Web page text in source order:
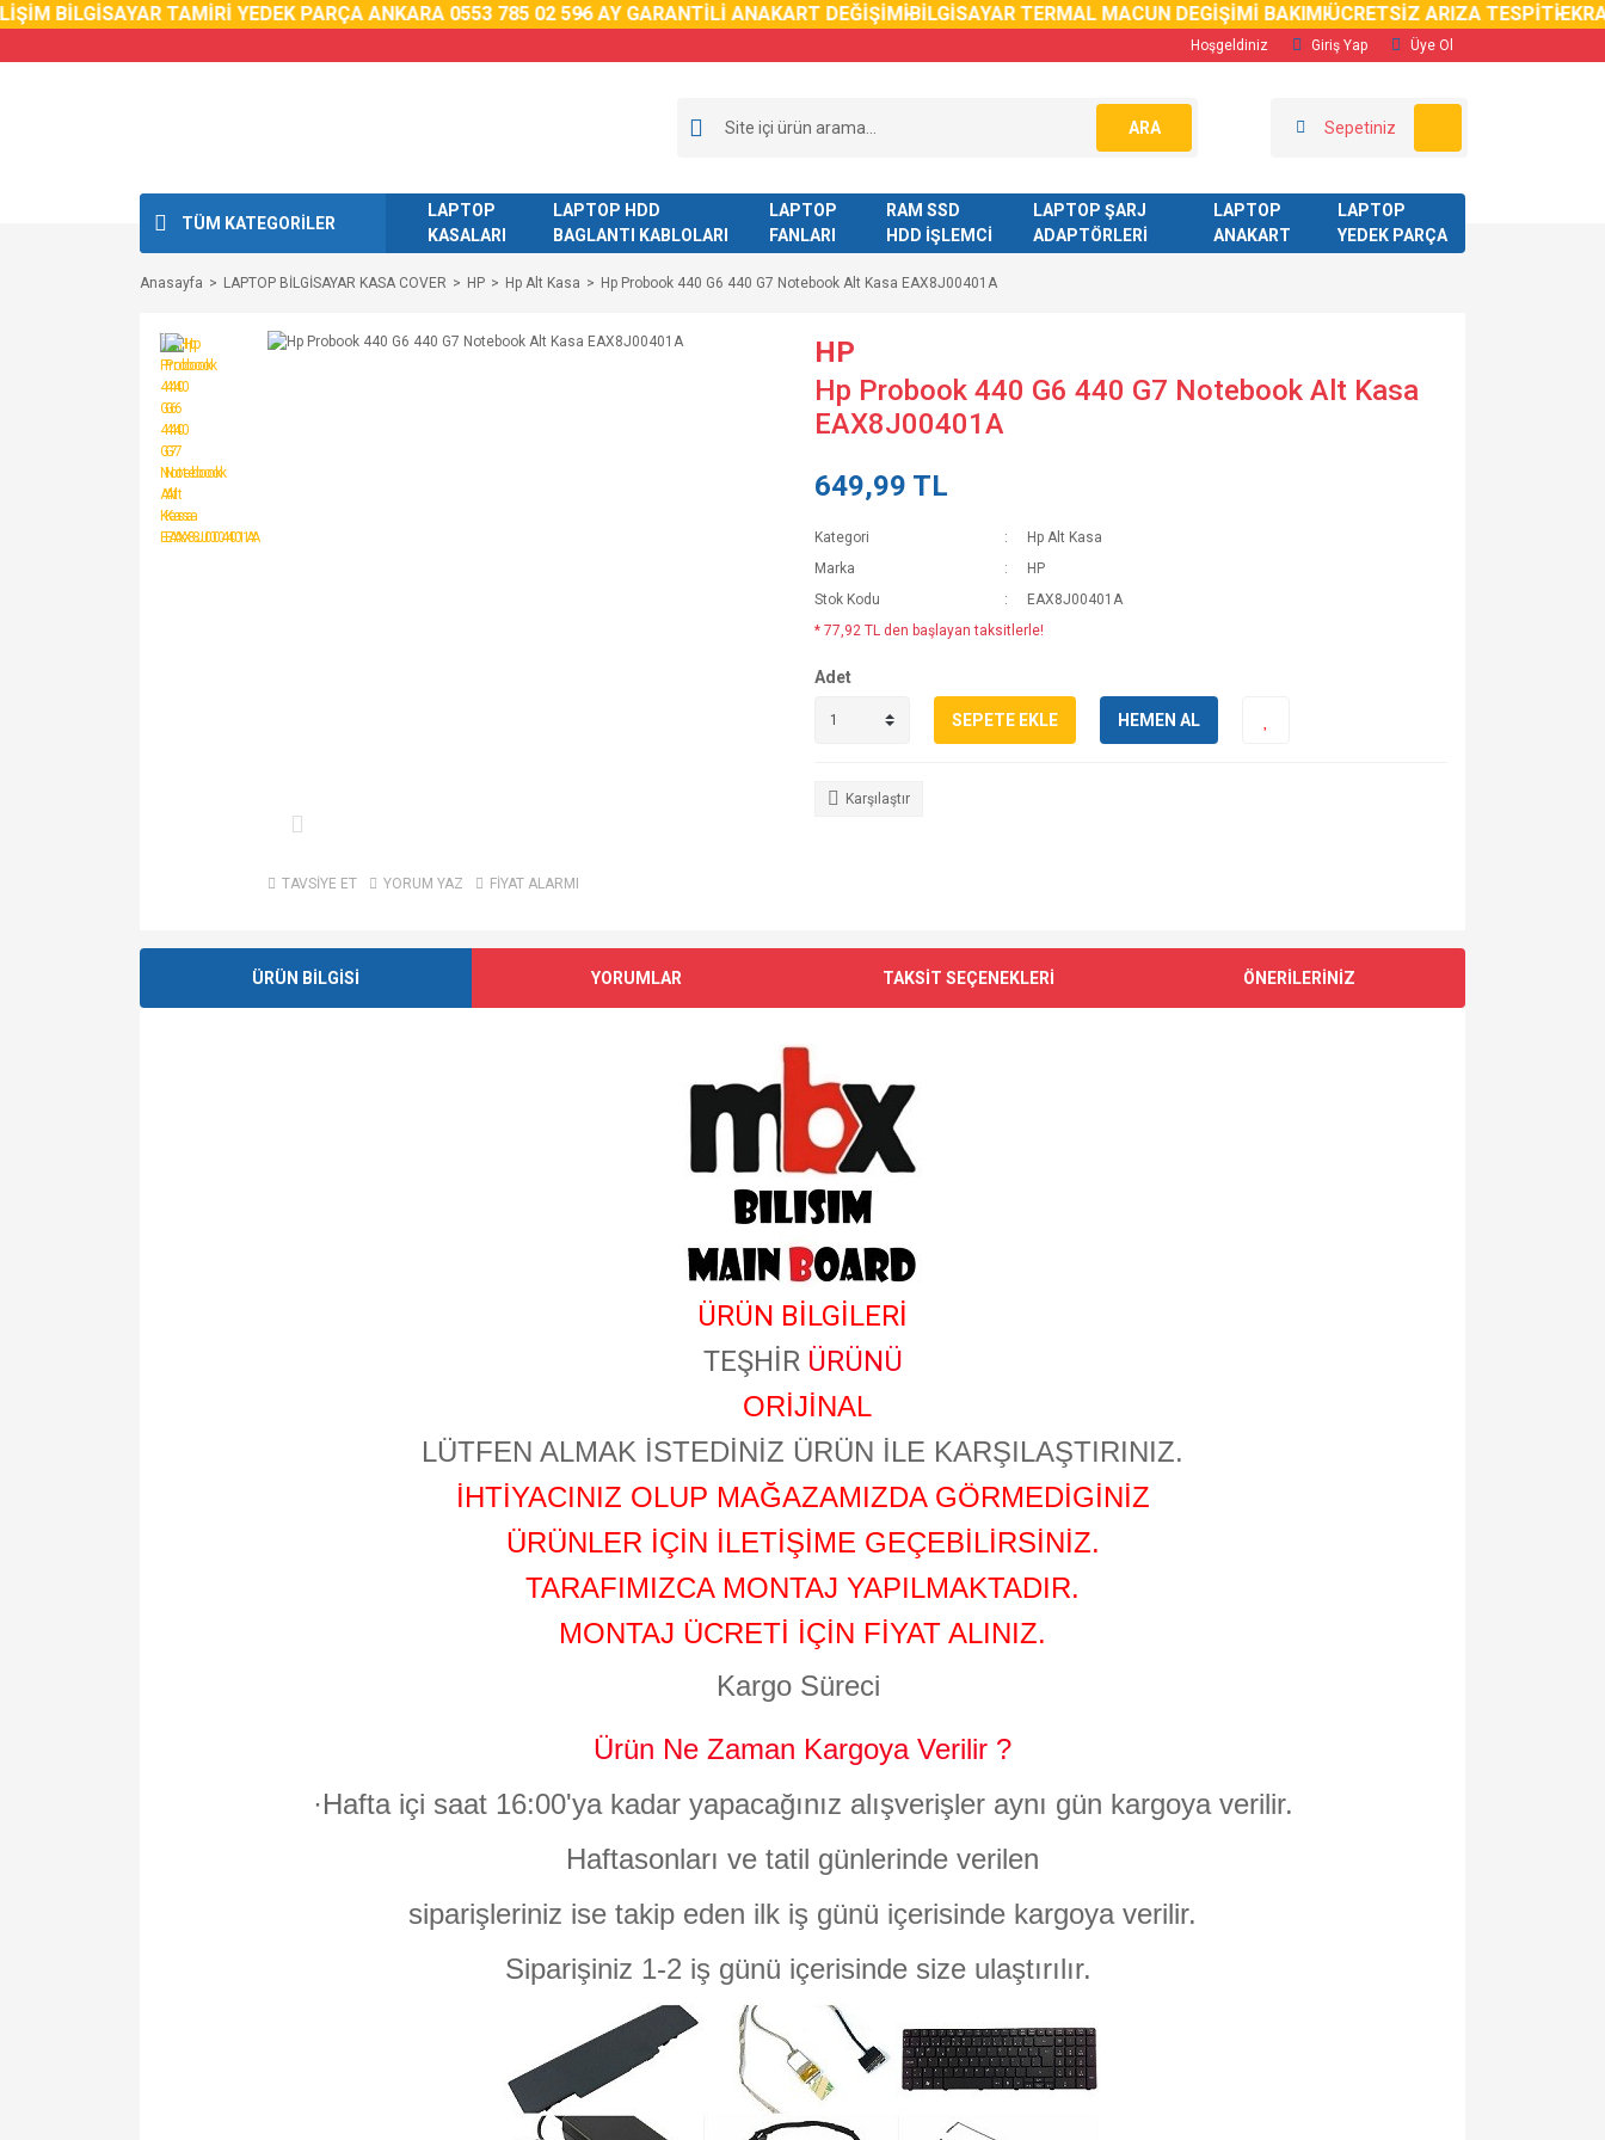
BİLGİSAYAR TAMİRİ YEDEK PARÇA ANKARA 0553 785 02 596 AY GARANTİLİ ANAKART DEĞİŞİMİBİLGİSAYAR TERMAL MACUN DEGİŞİMİ BAKIMIÜCRETSİZ ARIZA TESPİTİEKRAN
Hoşgeldiniz Giriş Yap Üye Ol
ARA Sepetiniz
TÜM KATEGORİLER
LAPTOP
KASALARI
LAPTOP HDD
BAGLANTI KABLOLARI
LAPTOP
FANLARI
RAM SSD
HDD İŞLEMCİ
LAPTOP ŞARJ
ADAPTÖRLERİ
LAPTOP
ANAKART
LAPTOP
YEDEK PARÇA
Anasayfa LAPTOP BİLGİSAYAR KASA COVER HP Hp Alt Kasa Hp Probook 440 G6 440 G7 Notebook Alt Kasa EAX8J00401A
TAVSİYE ET YORUM YAZ FİYAT ALARMI
HP
Hp Probook 440 G6 440 G7 Notebook Alt Kasa
EAX8J00401A
649,99 TL
Kategori
Hp Alt Kasa
Marka
HP
Stok Kodu
EAX8J00401A
* 77,92 TL den başlayan taksitlerle!
Adet
SEPETE EKLE HEMEN AL
Karşılaştır
ÜRÜN BİLGİSİ YORUMLAR TAKSİT SEÇENEKLERİ ÖNERİLERİNİZ
ÜRÜN BİLGİLERİ
TEŞHİR ÜRÜNÜ
ORİJİNAL
LÜTFEN ALMAK İSTEDİNİZ ÜRÜN İLE KARŞILAŞTIRINIZ.
İHTİYACINIZ OLUP MAĞAZAMIZDA GÖRMEDİGİNİZ
ÜRÜNLER İÇİN İLETİŞİME GEÇEBİLİRSİNİZ.
TARAFIMIZCA MONTAJ YAPILMAKTADIR.
MONTAJ ÜCRETİ İÇİN FİYAT ALINIZ.
Kargo Süreci
Ürün Ne Zaman Kargoya Verilir ?
·Hafta içi saat 16:00'ya kadar yapacağınız alışverişler aynı gün kargoya verilir.
Haftasonları ve tatil günlerinde verilen
siparişleriniz ise takip eden ilk iş günü içerisinde kargoya verilir.
Siparişiniz 1-2 iş günü içerisinde size ulaştırılır.